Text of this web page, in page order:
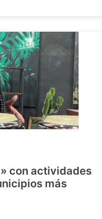
con actividades
más